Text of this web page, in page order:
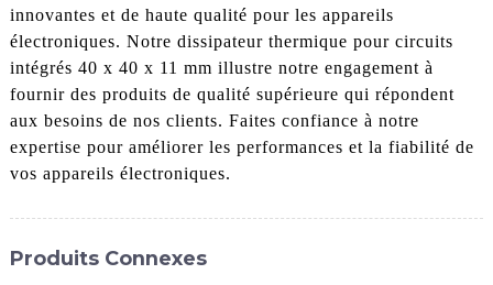
innovantes et de haute qualité pour les appareils
électroniques. Notre dissipateur thermique pour circuits
intégrés 40 x 40 x 11 mm illustre notre engagement à
fournir des produits de qualité supérieure qui répondent
aux besoins de nos clients. Faites confiance à notre
expertise pour améliorer les performances et la fiabilité de
vos appareils électroniques.
Produits Connexes